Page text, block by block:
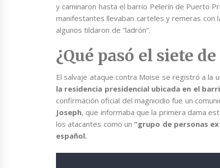
y caminaron hasta el barrio Pelerín de Puerto
manifestantes llevaban carteles y remeras con
algunos tildaron de “ladrón”.
¿Qué pasó el siete
El salvaje ataque contra Moise se registró a la
la residencia presidencial ubicada en el
confirmación oficial del magnicidio fue un
Joseph, que informaba que la primera dama
los atacantes como un“grupo de personas
español.